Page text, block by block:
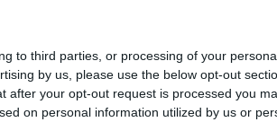
to third parties, or processing of your
by us, please use the below opt-out
after your opt-out request is processed you
on personal information utilized by us or